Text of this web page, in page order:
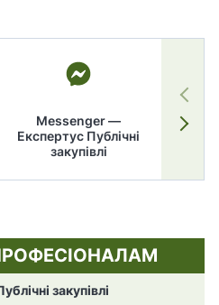
Messenger —
Експертус Публічні
закупівлі
закупівлі